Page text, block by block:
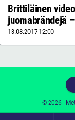
Brittiläinen
juomabrändejä
13.08.2017 12:00
© 2026 -